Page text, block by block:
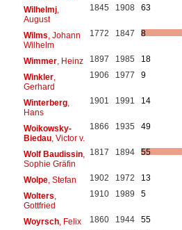
Wilhelmj,
August
1845 1908 63
Wilms, Johann
Wilhelm
1772 1847 8
Wimmer, Heinz 1897 1985
18
Winkler,
Gerhard
1906 1977 9
Winterberg,
Hans
1901 1991 14
Woikowsky-
Biedau, Victor v.
1866 1935 49
Wolf Baudissin,
Sophie Gräfin
1817 1894 55
Wolpe, Stefan 1902 1972
13
Wolters,
Gottfried
1910 1989 5
Woyrsch, Felix 1860 1944
55